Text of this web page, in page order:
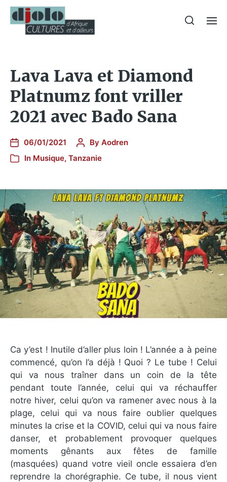
Lava Lava et Diamond
Platnumz font vriller
2021 avec Bado Sana
06/01/2021 By Aodren
In Musique, Tanzanie
Ca y’est ! Inutile d’aller plus loin ! L’année a à peine
commencé, qu’on l’a déjà ! Quoi ? Le tube ! Celui
qui va nous traîner dans un coin de la tête
pendant toute l’année, celui qui va réchauffer
notre hiver, celui qu’on va ramener avec nous à la
plage, celui qui va nous faire oublier quelques
minutes la crise et la COVID, celui qui va nous faire
danser, et probablement provoquer quelques
moments gênants aux fêtes de famille
(masquées) quand votre vieil oncle essaiera d’en
reprendre la chorégraphie. Ce tube, il nous vient